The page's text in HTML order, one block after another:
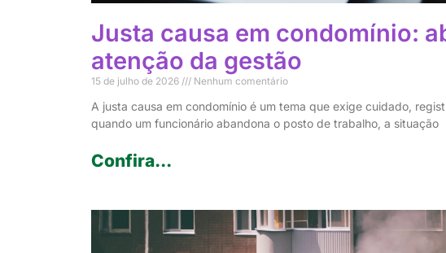
Justa causa em condomínio:
atenção da gestão
15 de julho de 2026 Nenhum comentário
A justa causa em condomínio é um tema que exige cuidado,
quando um funcionário abandona o posto de trabalho, a situação
Confira...